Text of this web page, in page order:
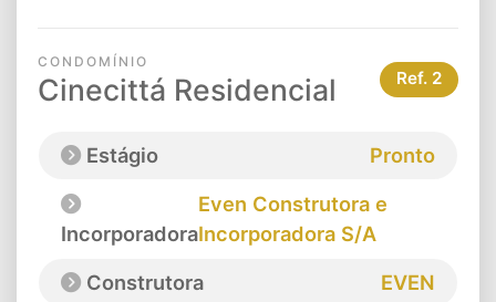
CONDOMÍNIO
Cinecittá Residencial Ref. 2
Estágio Pronto
Incorporadora
Even Construtora e
Incorporadora S/A
Construtora
EVEN